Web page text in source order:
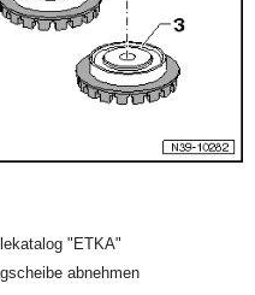
"ETKA"
abnehmen